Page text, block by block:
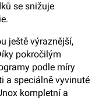
se snižuje
ještě výraznější,
pokročilým
podle míry
a speciálně vyvinuté
kompletní a